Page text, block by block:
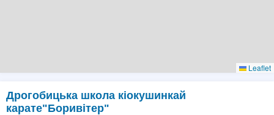
Leaflet
Дрогобицька школа кіокушинкай
карате"Боривітер"